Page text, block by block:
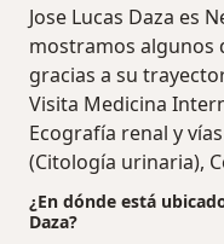
Jose Lucas Daza es
mostramos algunos
gracias a su
Visita Medicina
Ecografía renal y
(Citología urinaria),
¿En dónde está
Daza?